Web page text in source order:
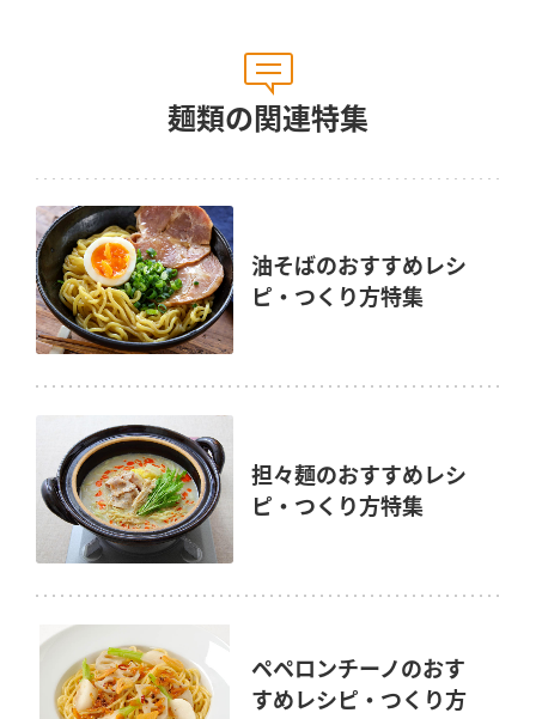
麺類の関連特集
油そばのおすすめレシ
ピ・つくり方特集
担々麺のおすすめレシ
ピ・つくり方特集
ペペロンチーノのおす
すめレシピ・つくり方